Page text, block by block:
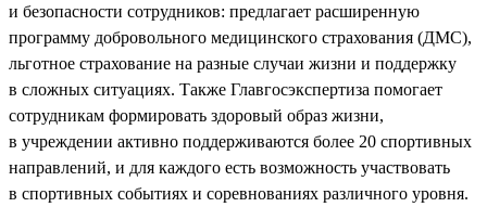
и безопасности сотрудников: предлагает расширенную
программу добровольного медицинского страхования (ДМС),
льготное страхование на разные случаи жизни и поддержку
в сложных ситуациях. Также Главгосэкспертиза помогает
сотрудникам формировать здоровый образ жизни,
в учреждении активно поддерживаются более 20 спортивных
направлений, и для каждого есть возможность участвовать
в спортивных событиях и соревнованиях различного уровня.